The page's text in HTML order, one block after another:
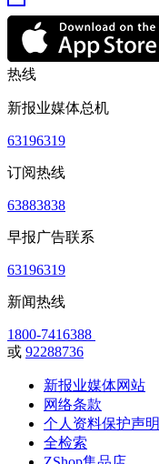
热线
新报业媒体总机
63196319
订阅热线
63883838
早报广告联系
63196319
新闻热线
1800-7416388
或 92288736
新报业媒体网站
网络条款
个人资料保护声明
全检索